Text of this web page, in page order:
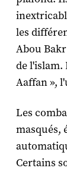
les
Abou
de l'islam.
Aaffan »,
Les
masqués,
Certains